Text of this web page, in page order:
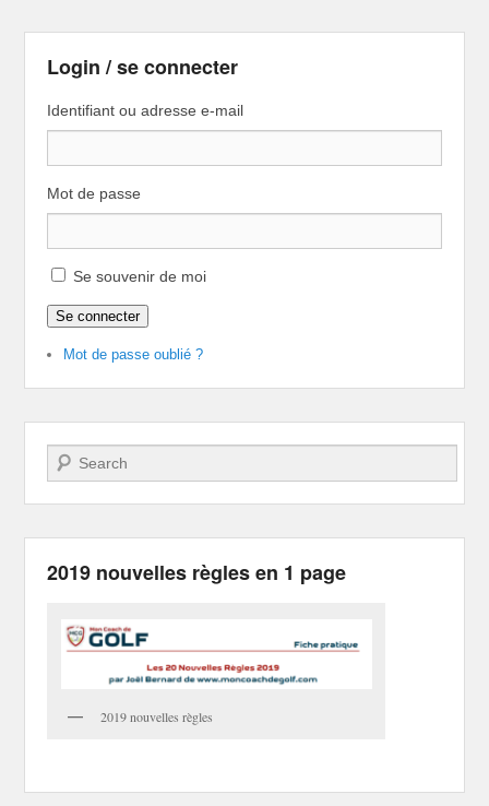
Login / se connecter
Identifiant ou adresse e-mail
Mot de passe
Se souvenir de moi
Se connecter
Mot de passe oublié ?
Recherche
2019 nouvelles règles en 1 page
2019 nouvelles règles